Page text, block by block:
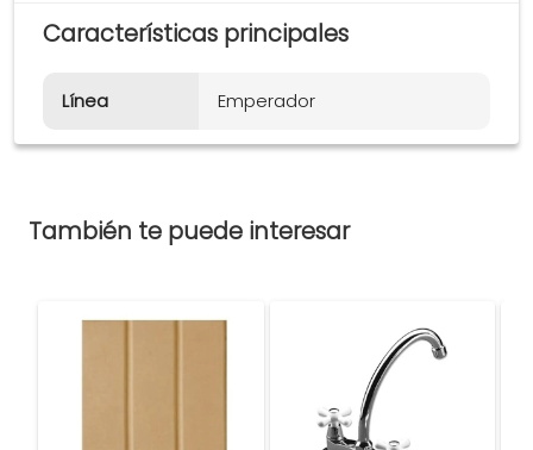
Características principales
Línea Emperador
También te puede interesar